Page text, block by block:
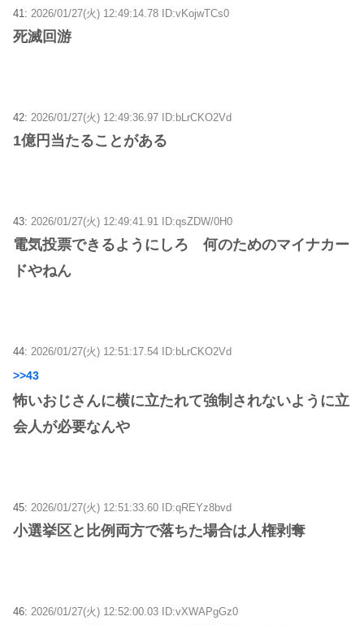
41: 2026/01/27(火) 12:49:14.78 ID:vKojwTCs0
死滅回游
42: 2026/01/27(火) 12:49:36.97 ID:bLrCKO2Vd
1億円当たることがある
43: 2026/01/27(火) 12:49:41.91 ID:qsZDW/0H0
電気投票できるようにしろ 何のためのマイナカー
ドやねん
44: 2026/01/27(火) 12:51:17.54 ID:bLrCKO2Vd
>>43
怖いおじさんに横に立たれて強制されないように立
会人が必要なんや
45: 2026/01/27(火) 12:51:33.60 ID:qREYz8bvd
小選挙区と比例両方で落ちた場合は人権剥奪
46: 2026/01/27(火) 12:52:00.03 ID:vXWAPgGz0